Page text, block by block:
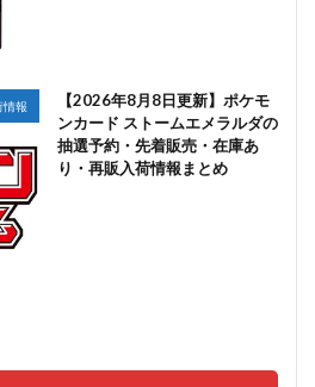
情報
【2026年8月8日更新】ポケモ
ンカード ストームエメラルダの
抽選予約・先着販売・在庫あ
り・再販入荷情報まとめ